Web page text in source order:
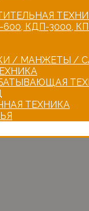
600, КДП-3000,
/ МАНЖЕТЫ /
ТЕХНИКА